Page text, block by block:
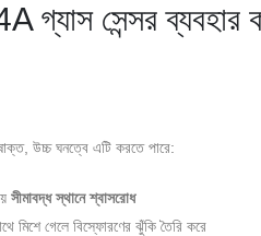
গ্যাস সেন্সর ব্যবহার
উচ্চ ঘনত্বে এটি করতে পারে:
সীমাবদ্ধ স্থানে শ্বাসরোধ
মিশে গেলে বিস্ফোরণের ঝুঁকি তৈরি করে